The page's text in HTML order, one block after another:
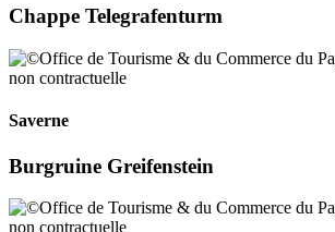
Chappe Telegrafenturm
Saverne
Burgruine Greifenstein